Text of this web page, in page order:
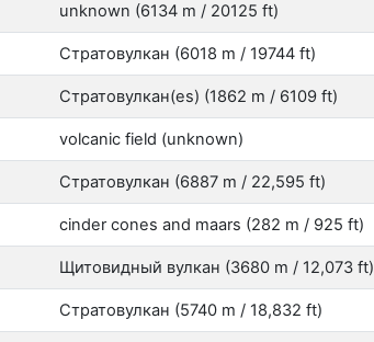
unknown (6134 m / 20125 ft)
Стратовулкан (6018 m / 19744 ft)
Стратовулкан(es) (1862 m / 6109 ft)
volcanic field (unknown)
Стратовулкан (6887 m / 22,595 ft)
cinder cones and maars (282 m / 925 ft)
Щитовидный вулкан (3680 m / 12,073 ft)
Стратовулкан (5740 m / 18,832 ft)